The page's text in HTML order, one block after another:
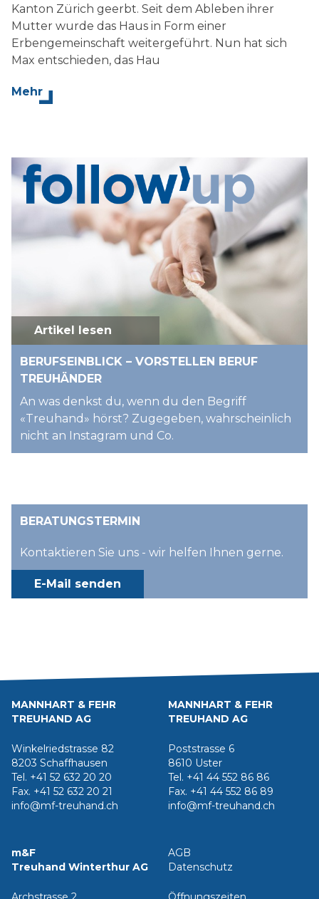
Kanton Zürich geerbt. Seit dem Ableben ihrer
Mutter wurde das Haus in Form einer
Erbengemeinschaft weitergeführt. Nun hat sich
Max entschieden, das Hau
Mehr
Artikel lesen
BERUFSEINBLICK – VORSTELLEN BERUF
TREUHÄNDER
An was denkst du, wenn du den Begriff
«Treuhand» hörst? Zugegeben, wahrscheinlich
nicht an Instagram und Co.
BERATUNGSTERMIN
Kontaktieren Sie uns - wir helfen Ihnen gerne.
E-Mail senden
MANNHART & FEHR
TREUHAND AG
Winkelriedstrasse 82
8203 Schaffhausen
Tel. +41 52 632 20 20
Fax. +41 52 632 20 21
info@mf-treuhand.ch
MANNHART & FEHR
TREUHAND AG
Poststrasse 6
8610 Uster
Tel. +41 44 552 86 86
Fax. +41 44 552 86 89
info@mf-treuhand.ch
m&F
Treuhand Winterthur AG
AGB
Datenschutz